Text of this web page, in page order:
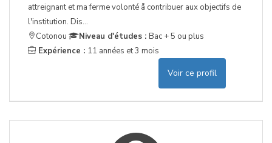
attreignant et ma ferme volonté å contribuer aux objectifs de
l'institution. Dis...
Cotonou
Niveau d'études : Bac + 5 ou plus
Expérience : 11 années et 3 mois
Voir ce profil